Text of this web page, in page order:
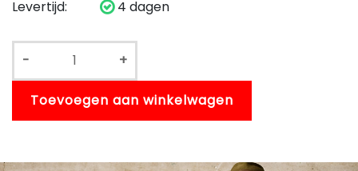
Levertijd:
4 dagen
- +
Toevoegen aan winkelwagen